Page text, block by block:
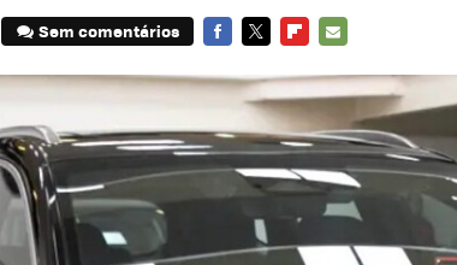
Sem comentários
MAIL